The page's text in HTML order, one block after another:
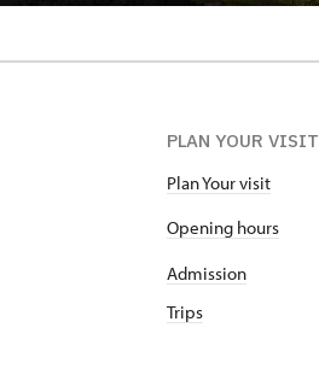
PLAN YOUR VISIT
Plan Your visit
Opening hours
Admission
Trips